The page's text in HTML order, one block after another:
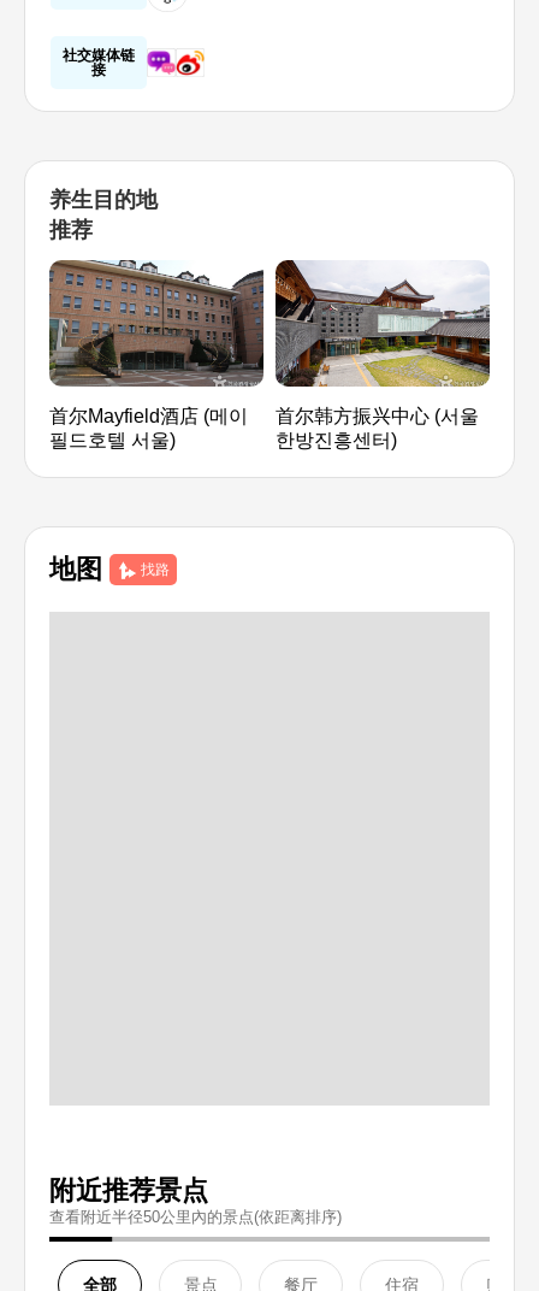
社交媒体链
接
养生目的地
推荐
首尔Mayfield酒店 (메이
필드호텔 서울)
首尔韩方振兴中心 (서울
한방진흥센터)
地图 找路
附近推荐景点
查看附近半径50公里內的景点(依距离排序)
全部 景点 餐厅 住宿 购物